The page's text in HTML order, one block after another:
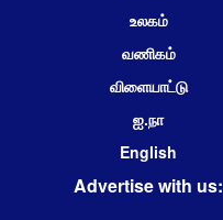
உலகம்
வணிகம்
விளையாட்டு
ஐ.நா
English
Advertise with us: